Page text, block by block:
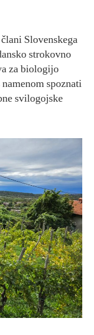
Slovenskega
strokovno
za biologijo
namenom spoznati
svilogojske